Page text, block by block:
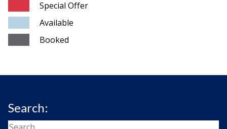
Special Offer
Available
Booked
Search: